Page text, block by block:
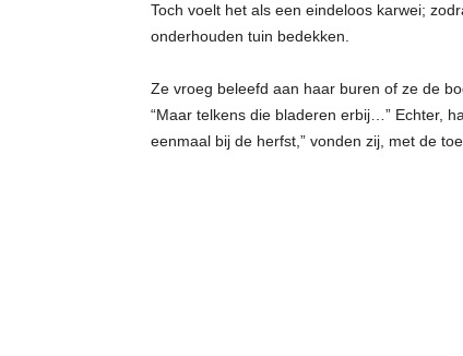
Toch voelt het als een eindeloos karwei;
onderhouden tuin bedekken.
Ze vroeg beleefd aan haar buren of ze de
“Maar telkens die bladeren erbij…” Echter,
eenmaal bij de herfst,” vonden zij, met de